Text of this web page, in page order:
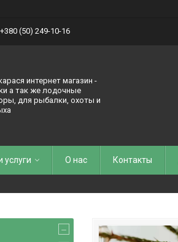
+380 (50) 249-10-16
интернет магазин -
а так же лодочные
для рыбалки, охоты и
услуги О нас Контакты